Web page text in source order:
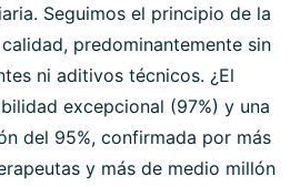
Seguimos el principio de la
predominantemente sin
ni aditivos técnicos. ¿El
excepcional (97%) y una
del 95%, confirmada por más
y más de medio millón